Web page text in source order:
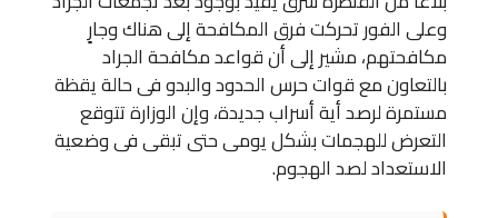
وعلى الفور تحركت فرق المكافحة إلى هناك وجارٍ
مكافحتهم، مشير إلى أن قواعد مكافحة الجراد
بالتعاون مع قوات حرس الحدود والبدو فى حالة يقظة
مستمرة لرصد أية أسراب جديدة، وإن الوزارة تتوقع
التعرض للهجمات بشكل يومى حتى تبقى فى وضعية
الاستعداد لصد الهجوم.